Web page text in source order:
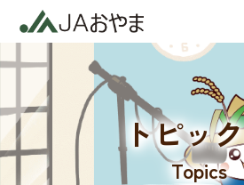
トピッ
Topics